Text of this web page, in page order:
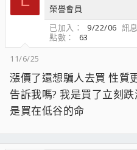
榮譽會員
已加入
9/22/06 訊息
點數
63
11/6/25
漲價了還想騙人去買 性質
告訴我嗎? 我是買了立刻
是買在低谷的命